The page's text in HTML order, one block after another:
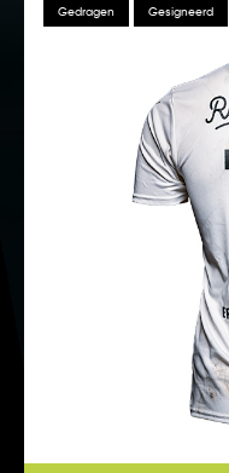
Gedragen Gesigneerd